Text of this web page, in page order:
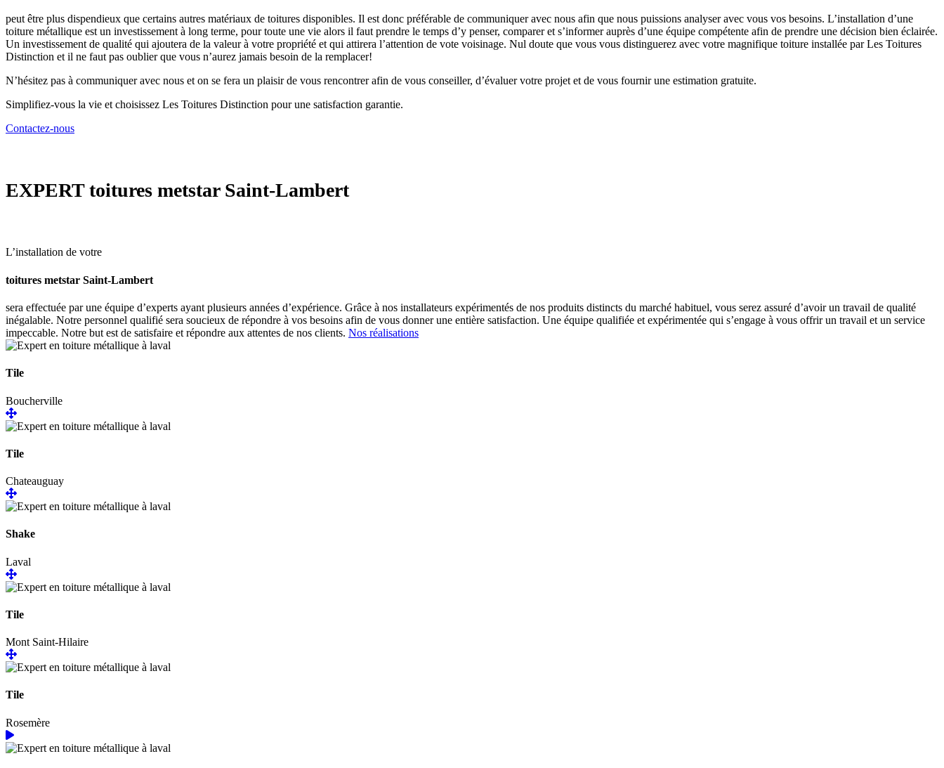
peut être plus dispendieux que certains autres matériaux de toitures disponibles. Il est donc préférable de communiquer avec nous afin que nous puissions analyser avec vous vos besoins. L’installation d’une
toiture métallique est un investissement à long terme, pour toute une vie alors il faut prendre le temps d’y penser, comparer et s’informer auprès d’une équipe compétente afin de prendre une décision bien éclairée.
Un investissement de qualité qui ajoutera de la valeur à votre propriété et qui attirera l’attention de vote voisinage. Nul doute que vous vous distinguerez avec votre magnifique toiture installée par Les Toitures
Distinction et il ne faut pas oublier que vous n’aurez jamais besoin de la remplacer!
N’hésitez pas à communiquer avec nous et on se fera un plaisir de vous rencontrer afin de vous conseiller, d’évaluer votre projet et de vous fournir une estimation gratuite.
Simplifiez-vous la vie et choisissez Les Toitures Distinction pour une satisfaction garantie.
Contactez-nous
EXPERTtoitures metstar Saint-Lambert
L’installation de votre
toitures metstar Saint-Lambert
sera effectuée par une équipe d’experts ayant plusieurs années d’expérience. Grâce à nos installateurs expérimentés de nos produits distincts du marché habituel, vous serez assuré d’avoir un travail de qualité
inégalable. Notre personnel qualifié sera soucieux de répondre à vos besoins afin de vous donner une entière satisfaction. Une équipe qualifiée et expérimentée qui s’engage à vous offrir un travail et un service
impeccable. Notre but est de satisfaire et répondre aux attentes de nos clients. Nos réalisations
Tile
Boucherville
Tile
Chateauguay
Shake
Laval
Tile
Mont Saint-Hilaire
Tile
Rosemère